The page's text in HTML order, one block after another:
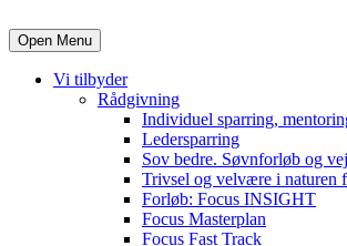
Open Menu
Vi tilbyder
Rådgivning
Individuel sparring,
Ledersparring
Sov bedre. Søvnforløb og
Trivsel og velvære i naturen
Forløb: Focus INSIGHT
Focus Masterplan
Focus Fast Track